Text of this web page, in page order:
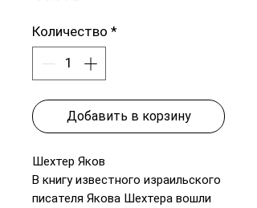
Количество *
Добавить в корзину
Шехтер Яков
В книгу известного израильского
писателя Якова Шехтера вошли